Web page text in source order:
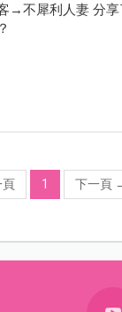
→不犀利人妻 分
頁 1 下一頁